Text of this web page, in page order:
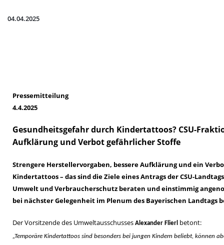
04.04.2025
Pressemitteilung
4.4.2025
Gesundheitsgefahr durch Kindertattoos? CSU-
Aufklärung und Verbot gefährlicher Stoffe
Strengere Herstellervorgaben, bessere Aufklärung und ein
Kindertattoos – das sind die Ziele eines Antrags der CSU-
Umwelt und Verbraucherschutz beraten und einstimmig
bei nächster Gelegenheit im Plenum des Bayerischen Landtags
Der Vorsitzende des Umweltausschusses Alexander Flierl betont:
Temporäre Kindertattoos sind besonders bei jungen Kindern beliebt, können